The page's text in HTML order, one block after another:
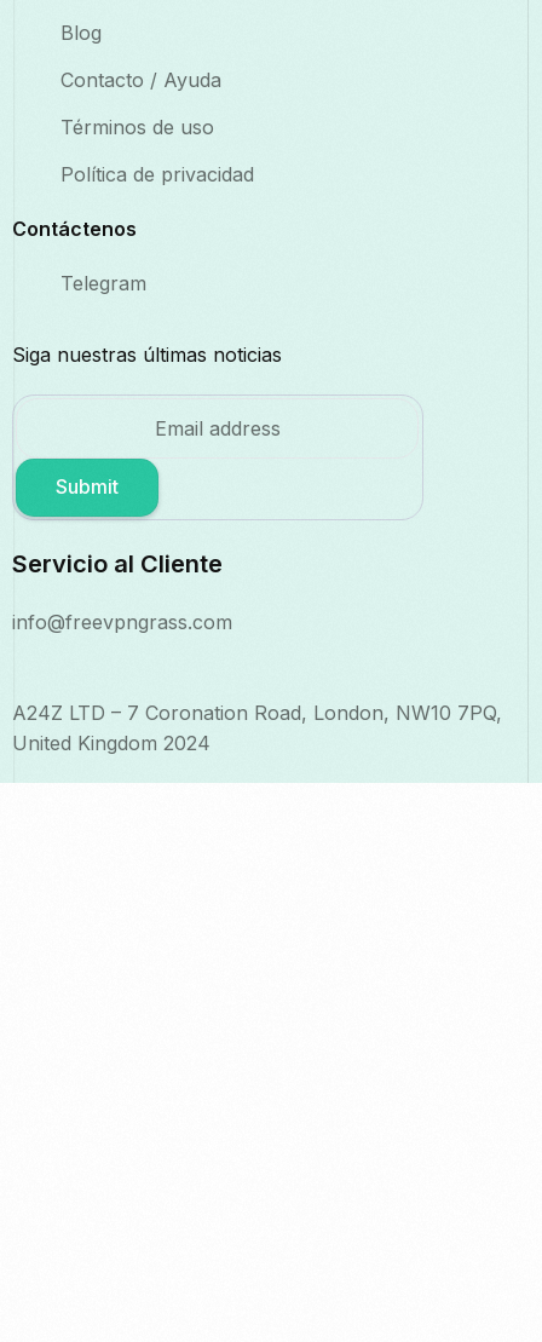
Blog
Contacto / Ayuda
Términos de uso
Política de privacidad
Contáctenos
Telegram
Siga nuestras últimas noticias
Submit
Servicio al Cliente
info@freevpngrass.com
A24Z LTD – 7 Coronation Road, London, NW10 7PQ,
United Kingdom 2024